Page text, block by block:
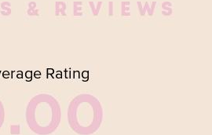
& REVIEWS
Rating